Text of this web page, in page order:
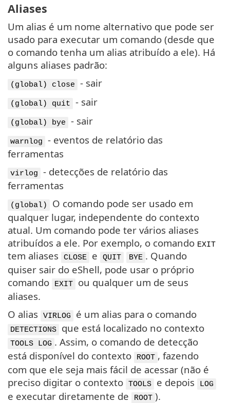
Aliases
Um alias é um nome alternativo que pode ser
usado para executar um comando (desde que
o comando tenha um alias atribuído a ele). Há
alguns aliases padrão:
(global) close - sair
(global) quit - sair
(global) bye - sair
warnlog
- eventos de relatório das
ferramentas
virlog
- detecções de relatório das
ferramentas
(global)
O comando pode ser usado em
qualquer lugar, independente do contexto
atual. Um comando pode ter vários aliases
atribuídos a ele. Por exemplo, o comando EXIT
tem aliases CLOSE e QUIT BYE . Quando
quiser sair do eShell, pode usar o próprio
comando
EXIT
ou qualquer um de seus
aliases.
O alias
VIRLOG é um alias para o comando
DETECTIONS que está localizado no contexto
TOOLS LOG . Assim, o comando de detecção
está disponível do contexto
ROOT , fazendo
com que ele seja mais fácil de acessar (não é
preciso digitar o contexto
TOOLS e depois LOG
e executar diretamente de ROOT ).